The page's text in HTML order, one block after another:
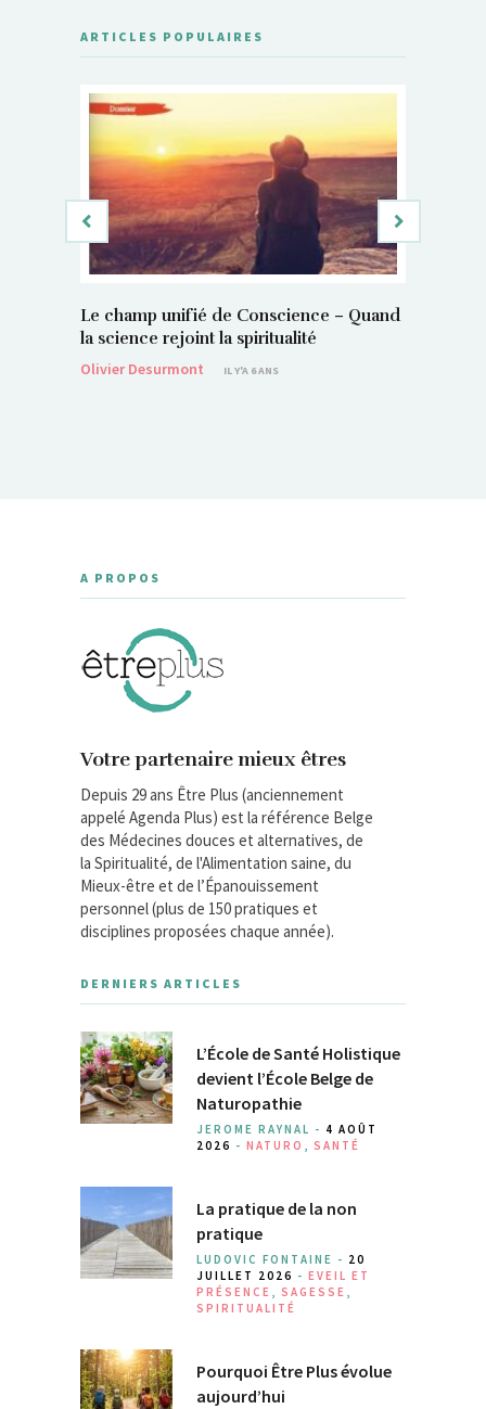
ARTICLES POPULAIRES
Le champ unifié de Conscience – Quand
la science rejoint la spiritualité
Olivier Desurmont
IL Y'A 6 ANS
A PROPOS
Votre partenaire mieux êtres
Depuis 29 ans Être Plus (anciennement
appelé Agenda Plus) est la référence Belge
des Médecines douces et alternatives, de
la Spiritualité, de l'Alimentation saine, du
Mieux-être et de l’Épanouissement
personnel (plus de 150 pratiques et
disciplines proposées chaque année).
DERNIERS ARTICLES
L’École de Santé Holistique
devient l’École Belge de
Naturopathie
JEROME RAYNAL - 4 AOÛT
2026 - NATURO , SANTÉ
La pratique de la non
pratique
LUDOVIC FONTAINE - 20
JUILLET 2026 - EVEIL ET
PRÉSENCE , SAGESSE ,
SPIRITUALITÉ
Pourquoi Être Plus évolue
aujourd’hui